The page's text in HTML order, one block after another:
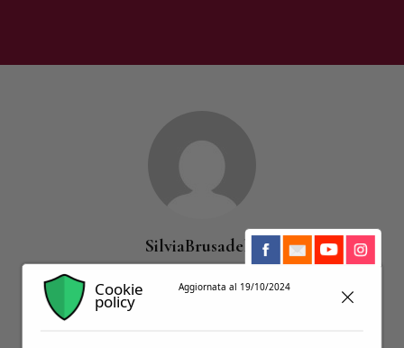
SilviaBrusadelli
19
Cookie
policy
Aggiornata al 19/10/2024